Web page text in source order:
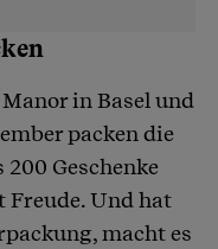
in Basel und
packen die
Geschenke
Freude. Und hat
macht es